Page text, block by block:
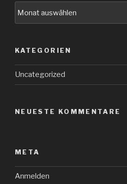
KATEGORIEN
Uncategorized
NEUESTE KOMMENTARE
META
Anmelden